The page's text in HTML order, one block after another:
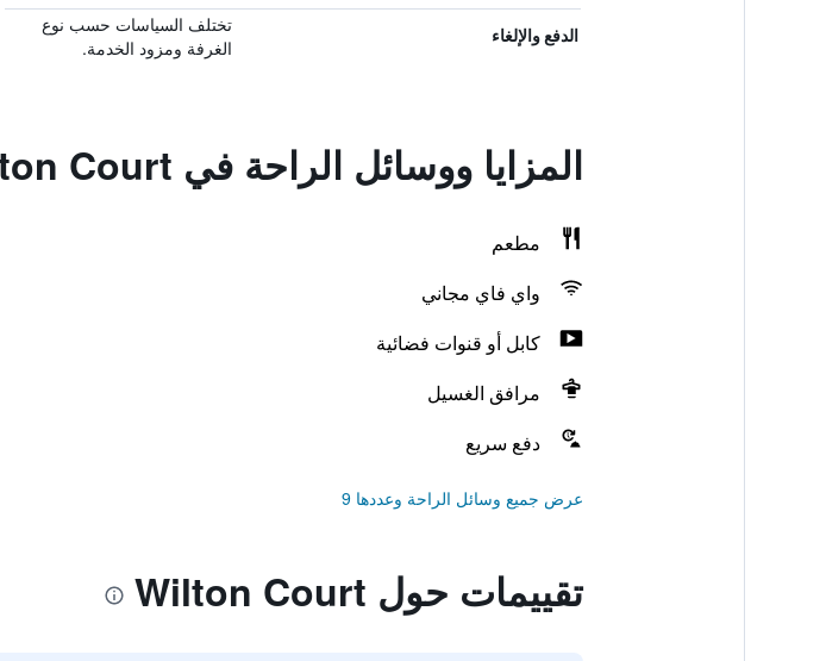
الدفع والإلغاء
تختلف السياسات حسب نوع
الغرفة ومزود الخدمة.
المزايا ووسائل الراحة في Wilton Court
مطعم
واي فاي مجاني
كابل أو قنوات فضائية
مرافق الغسيل
دفع سريع
عرض جميع وسائل الراحة وعددها 9
تقييمات حول Wilton Court